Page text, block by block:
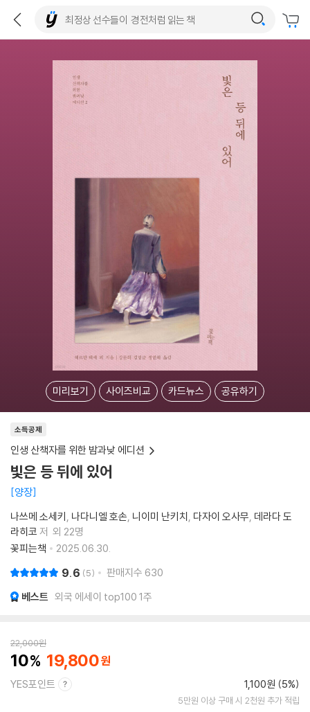
미리보기 사이즈비교 카드뉴스 공유하기
소득공제
인생 산책자를 위한 밤과낮 에디션
빛은 등 뒤에 있어
양장
나쓰메 소세키 나다니엘 호손 니이미 난키치 다자이 오사무 데라다 도
라히코 저 외 22명
꽃피는책
2025.06.30.
9.6 5 판매지수 630
베스트 외국 에세이 top100 1주
22,000원
10 19,800
YES포인트 1,100원 (5%)
5만원 이상 구매 시 2천원 추가 적립